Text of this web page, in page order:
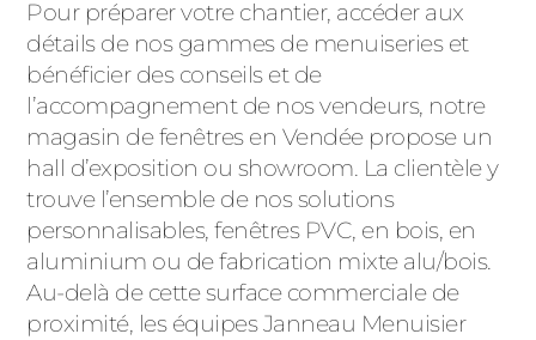
Pour préparer votre chantier, accéder aux
détails de nos gammes de menuiseries et
bénéficier des conseils et de
l’accompagnement de nos vendeurs, notre
magasin de fenêtres en Vendée propose un
hall d’exposition ou showroom. La clientèle y
trouve l’ensemble de nos solutions
personnalisables, fenêtres PVC, en bois, en
aluminium ou de fabrication mixte alu/bois.
Au-delà de cette surface commerciale de
proximité, les équipes Janneau Menuisier